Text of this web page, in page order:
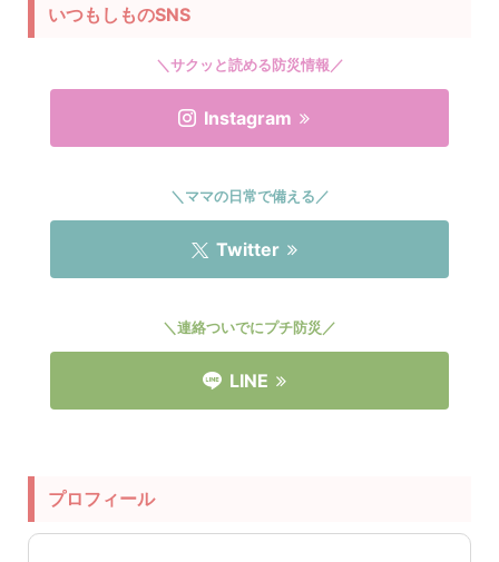
いつもしものSNS
＼サクッと読める防災情報／
Instagram
＼ママの日常で備える／
Twitter
＼連絡ついでにプチ防災／
LINE
プロフィール